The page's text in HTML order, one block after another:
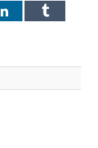
LinkedInTumblr